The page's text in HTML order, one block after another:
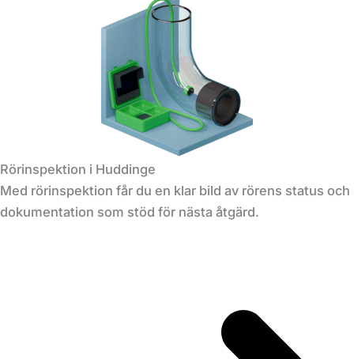
Rörinspektion i Huddinge
Med rörinspektion får du en klar bild av rörens status och
dokumentation som stöd för nästa åtgärd.